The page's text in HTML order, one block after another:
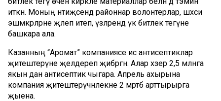
иткән. Моның нәтиҗәсендә районнар волонтерлар, шәхси
эшмәкәрләрне җәлеп итеп, үзләрендә үк битлек тегүне
башкара ала.
Казанның “Аромат” компаниясе исә антисептиклар
җитештерүне җәелдереп җибәргән. Алар хәзер 2,5 млнга
якын данә антисептик чыгара. Апрель ахырына
компания җитештерүчәнлекне 2 мәртәбә арттырырга
җыена.